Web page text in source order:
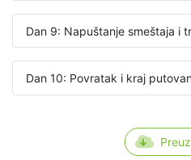
Dan 9: Napuštanje smeštaja i
Dan 10: Povratak i kraj